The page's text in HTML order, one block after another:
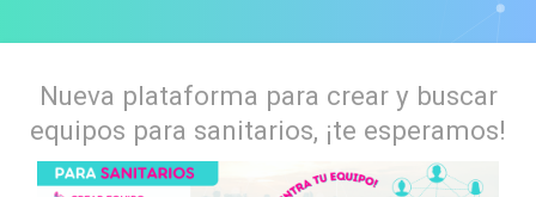
Nueva plataforma para crear y buscar
equipos para sanitarios, ¡te esperamos!